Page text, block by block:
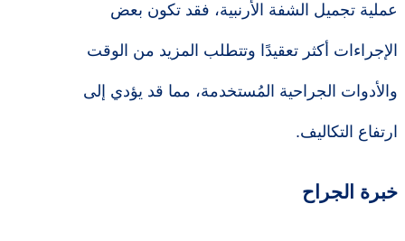
عملية تجميل الشفة الأرنبية، فقد تكون بعض
الإجراءات أكثر تعقيدًا وتتطلب المزيد من الوقت
والأدوات الجراحية المُستخدمة، مما قد يؤدي إلى
ارتفاع التكاليف.
خبرة الجراح